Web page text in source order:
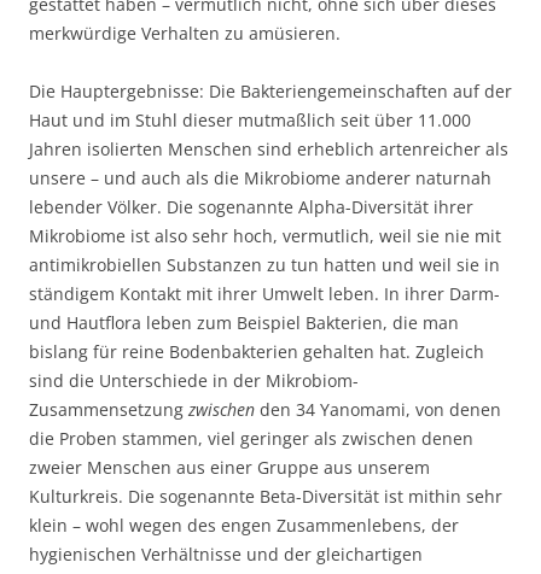
merkwürdige Verhalten zu amüsieren.
Die Hauptergebnisse: Die Bakteriengemeinschaften auf der
Haut und im Stuhl dieser mutmaßlich seit über 11.000
Jahren isolierten Menschen sind erheblich artenreicher als
unsere – und auch als die Mikrobiome anderer naturnah
lebender Völker. Die sogenannte Alpha-Diversität ihrer
Mikrobiome ist also sehr hoch, vermutlich, weil sie nie mit
antimikrobiellen Substanzen zu tun hatten und weil sie in
ständigem Kontakt mit ihrer Umwelt leben. In ihrer Darm-
und Hautflora leben zum Beispiel Bakterien, die man
bislang für reine Bodenbakterien gehalten hat. Zugleich
sind die Unterschiede in der Mikrobiom-
Zusammensetzung zwischen den 34 Yanomami, von denen
die Proben stammen, viel geringer als zwischen denen
zweier Menschen aus einer Gruppe aus unserem
Kulturkreis. Die sogenannte Beta-Diversität ist mithin sehr
klein – wohl wegen des engen Zusammenlebens, der
hygienischen Verhältnisse und der gleichartigen